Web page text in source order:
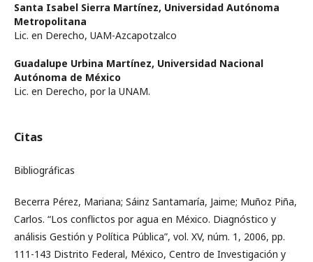
Santa Isabel Sierra Martínez, Universidad Autónoma
Metropolitana
Lic. en Derecho, UAM-Azcapotzalco
Guadalupe Urbina Martínez, Universidad Nacional
Autónoma de México
Lic. en Derecho, por la UNAM.
Citas
Bibliográficas
Becerra Pérez, Mariana; Sáinz Santamaría, Jaime; Muñoz Piña,
Carlos. “Los conflictos por agua en México. Diagnóstico y
análisis Gestión y Política Pública”, vol. XV, núm. 1, 2006, pp.
111-143 Distrito Federal, México, Centro de Investigación y